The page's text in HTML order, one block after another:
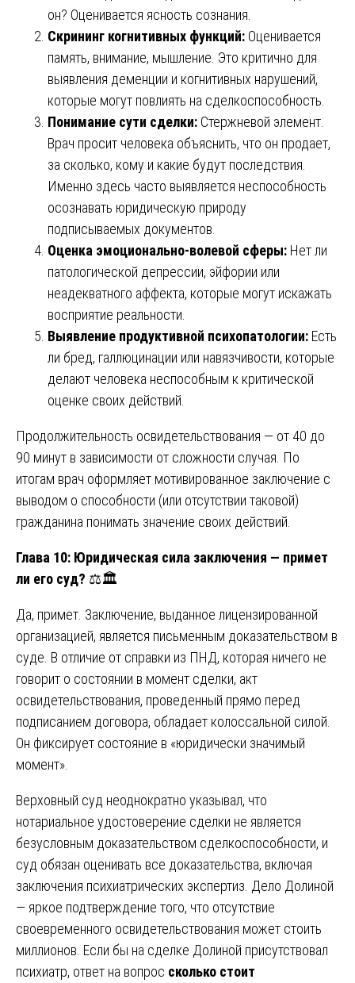
он? Оценивается ясность сознания.
Скрининг когнитивных функций: Оценивается
память, внимание, мышление. Это критично для
выявления деменции и когнитивных нарушений,
которые могут повлиять на сделкоспособность.
Понимание сути сделки: Стержневой элемент.
Врач просит человека объяснить, что он продает,
за сколько, кому и какие будут последствия.
Именно здесь часто выявляется неспособность
осознавать юридическую природу
подписываемых документов.
Оценка эмоционально-волевой сферы: Нет ли
патологической депрессии, эйфории или
неадекватного аффекта, которые могут искажать
восприятие реальности.
Выявление продуктивной психопатологии: Есть
ли бред, галлюцинации или навязчивости, которые
делают человека неспособным к критической
оценке своих действий.
Продолжительность освидетельствования — от 40 до
90 минут в зависимости от сложности случая. По
итогам врач оформляет мотивированное заключение с
выводом о способности (или отсутствии таковой)
гражданина понимать значение своих действий.
Глава 10: Юридическая сила заключения — примет
ли его суд? ⚖️🏛️
Да, примет. Заключение, выданное лицензированной
организацией, является письменным доказательством в
суде. В отличие от справки из ПНД, которая ничего не
говорит о состоянии в момент сделки, акт
освидетельствования, проведенный прямо перед
подписанием договора, обладает колоссальной силой.
Он фиксирует состояние в «юридически значимый
момент».
Верховный суд неоднократно указывал, что
нотариальное удостоверение сделки не является
безусловным доказательством сделкоспособности, и
суд обязан оценивать все доказательства, включая
заключения психиатрических экспертиз. Дело Долиной
— яркое подтверждение того, что отсутствие
своевременного освидетельствования может стоить
миллионов. Если бы на сделке Долиной присутствовал
психиатр, ответ на вопрос сколько стоит